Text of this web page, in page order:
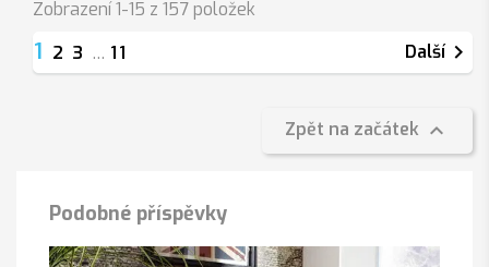
Zobrazení 1-15 z 157 položek
1 2 3 … 11 Další
Zpět na začátek 
Podobné příspěvky